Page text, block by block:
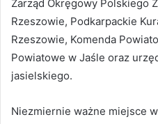
Zarząd Okręgowy Polskiego
Rzeszowie, Podkarpackie
Rzeszowie, Komenda
Powiatowe w Jaśle oraz
jasielskiego.
Niezmiernie ważne miejsce